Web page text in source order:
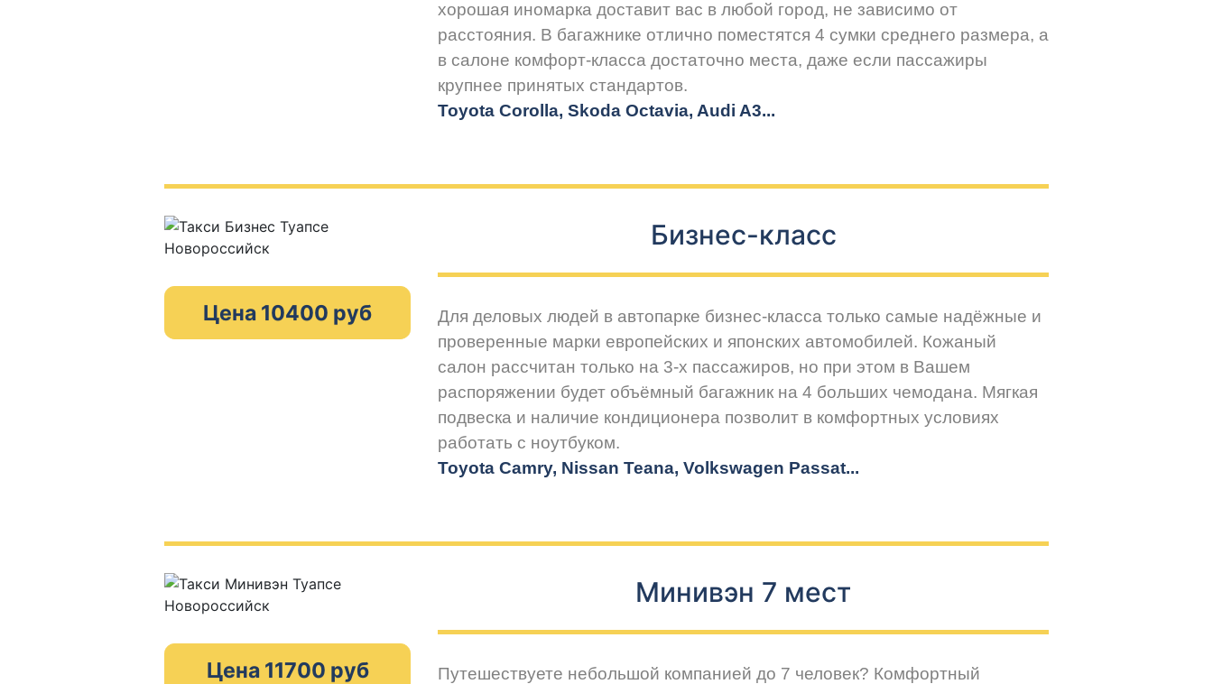
хорошая иномарка доставит вас в любой город, не зависимо от
расстояния. В багажнике отлично поместятся 4 сумки среднего размера, а
в салоне комфорт-класса достаточно места, даже если пассажиры
крупнее принятых стандартов.
Toyota Corolla, Skoda Octavia, Audi A3...
Цена 10400 руб
Бизнес-класс
Для деловых людей в автопарке бизнес-класса только самые надёжные и
проверенные марки европейских и японских автомобилей. Кожаный
салон рассчитан только на 3-х пассажиров, но при этом в Вашем
распоряжении будет объёмный багажник на 4 больших чемодана. Мягкая
подвеска и наличие кондиционера позволит в комфортных условиях
работать с ноутбуком.
Toyota Camry, Nissan Teana, Volkswagen Passat...
Цена 11700 руб
Минивэн 7 мест
Путешествуете небольшой компанией до 7 человек? Комфортный